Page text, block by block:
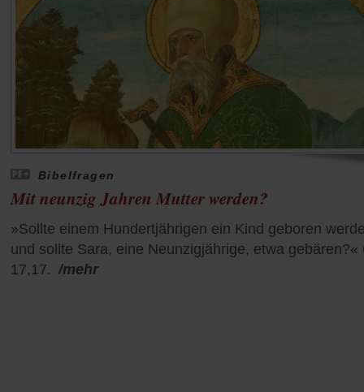
Bibelfragen
Mit neunzig Jahren Mutter werden?
»Sollte einem Hundertjährigen ein Kind geboren
und sollte Sara, eine Neunzigjährige, etwa gebären?«
17,17. /mehr